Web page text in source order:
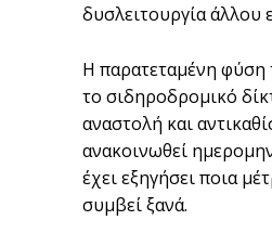
δυσλειτουργία
Η παρατεταμένη φύση
το σιδηροδρομικό
αναστολή και
ανακοινωθεί
έχει εξηγήσει ποια
συμβεί ξανά.